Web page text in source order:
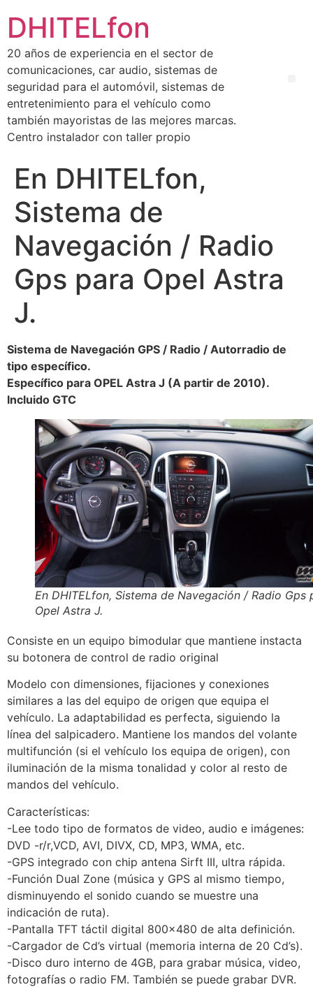
DHITELfon
20 años de experiencia en el sector de
comunicaciones, car audio, sistemas de
seguridad para el automóvil, sistemas de
entretenimiento para el vehículo como
también mayoristas de las mejores marcas.
Centro instalador con taller propio
En DHITELfon,
Sistema de
Navegación / Radio
Gps para Opel Astra
J.
Sistema de Navegación GPS / Radio / Autorradio de
tipo específico.
Específico para OPEL Astra J (A partir de 2010).
Incluido GTC
En DHITELfon, Sistema de Navegación / Radio Gps
Opel Astra J.
Consiste en un equipo bimodular que mantiene instacta
su botonera de control de radio original
Modelo con dimensiones, fijaciones y conexiones
similares a las del equipo de origen que equipa el
vehículo. La adaptabilidad es perfecta, siguiendo la
línea del salpicadero. Mantiene los mandos del volante
multifunción (si el vehículo los equipa de origen), con
iluminación de la misma tonalidad y color al resto de
mandos del vehículo.
Características:
-Lee todo tipo de formatos de video, audio e imágenes:
DVD -r/r,VCD, AVI, DIVX, CD, MP3, WMA, etc.
-GPS integrado con chip antena Sirft III, ultra rápida.
-Función Dual Zone (música y GPS al mismo tiempo,
disminuyendo el sonido cuando se muestre una
indicación de ruta).
-Pantalla TFT táctil digital 800×480 de alta definición.
-Cargador de Cd’s virtual (memoria interna de 20 Cd’s).
-Disco duro interno de 4GB, para grabar música, video,
fotografías o radio FM. También se puede grabar DVR.